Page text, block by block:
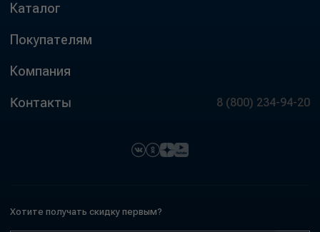
Каталог
Покупателям
Компания
Контакты 8 (800) 234-94-20
Хотите получать скидку первым?